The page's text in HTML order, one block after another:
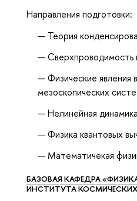
Направления подготовки:
Теория
Сверхпроводимость
Физические явления
мезоскопических
Нелинейная
Физика квантовых
Математичекая
БАЗОВАЯ КАФЕДРА
ИНСТИТУТА